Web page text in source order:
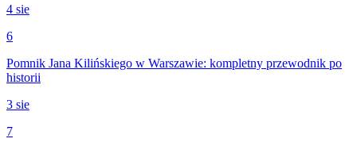
4 sie
6
Pomnik Jana Kilińskiego w Warszawie: kompletny przewodnik po
historii
3 sie
7